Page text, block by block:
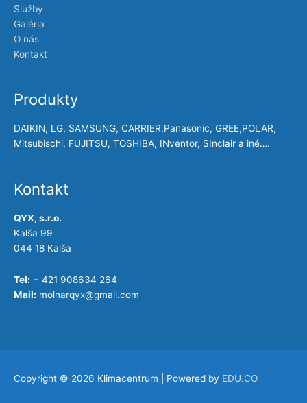
Služby
Galéria
O nás
Kontakt
Produkty
DAIKIN, LG, SAMSUNG, CARRIER,Panasonic, GREE,POLAR,
Mitsubischi, FUJITSU, TOSHIBA, INventor, SInclair a iné….
Kontakt
QYX, s.r.o.
Kalša 99
044 18 Kalša
Tel: + 421 908634 264
Mail: molnarqyx@gmail.com
Copyright © 2026 Klimacentrum | Powered by EDU.CO